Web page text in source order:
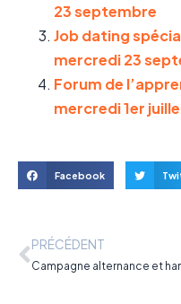
23 septembre
Job dating
mercredi 23
Forum de
mercredi 1er
Facebook
PRÉCÉDENT